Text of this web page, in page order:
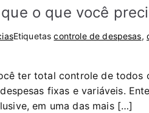
o que você
Etiquetascontrole de despesas,
ter total controle de todos
fixas e variáveis.
em uma das mais […]